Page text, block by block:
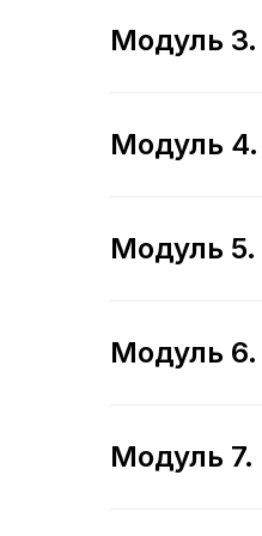
Модуль 3.
Модуль 4.
Модуль 5.
Модуль 6.
Модуль 7.